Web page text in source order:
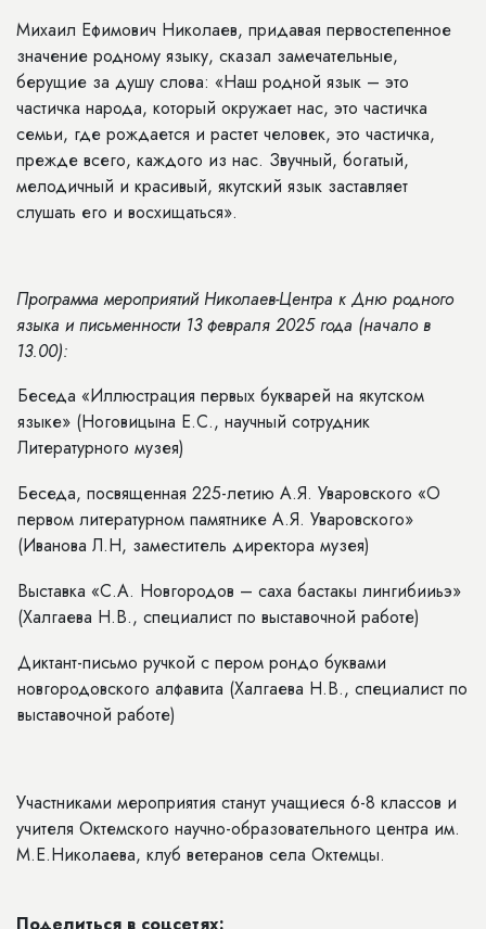
Михаил Ефимович Николаев, придавая первостепенное
значение родному языку, сказал замечательные,
берущие за душу слова: «Наш родной язык – это
частичка народа, который окружает нас, это частичка
семьи, где рождается и растет человек, это частичка,
прежде всего, каждого из нас. Звучный, богатый,
мелодичный и красивый, якутский язык заставляет
слушать его и восхищаться».
Программа мероприятий Николаев-Центра к Дню родного
языка и письменности 13 февраля 2025 года (начало в
13.00):
Беседа «Иллюстрация первых букварей на якутском
языке» (Ноговицына Е.С., научный сотрудник
Литературного музея)
Беседа, посвященная 225-летию А.Я. Уваровского «О
первом литературном памятнике А.Я. Уваровского»
(Иванова Л.Н, заместитель директора музея)
Выставка «С.А. Новгородов – саха бастакы лингибииьэ»
(Халгаева Н.В., специалист по выставочной работе)
Диктант-письмо ручкой с пером рондо буквами
новгородовского алфавита (Халгаева Н.В., специалист по
выставочной работе)
Участниками мероприятия станут учащиеся 6-8 классов и
учителя Октемского научно-образовательного центра им.
М.Е.Николаева, клуб ветеранов села Октемцы.